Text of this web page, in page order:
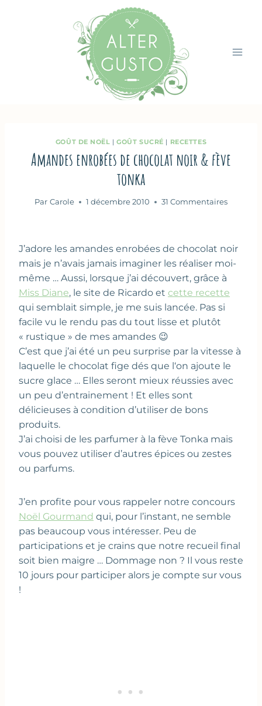
GOÛT DE NOËL |GOÛT SUCRÉ | RECETTES
Amandes enrobées de chocolat noir & fève
tonka
Par Carole 1 décembre 2010 31 Commentaires
J’adore les amandes enrobées de chocolat noir
mais je n’avais jamais imaginer les réaliser moi-
même … Aussi, lorsque j’ai découvert, grâce à
Miss Diane, le site de Ricardo et cette recette
qui semblait simple, je me suis lancée. Pas si
facile vu le rendu pas du tout lisse et plutôt
« rustique » de mes amandes 😉
C’est que j’ai été un peu surprise par la vitesse à
laquelle le chocolat fige dés que l‘on ajoute le
sucre glace … Elles seront mieux réussies avec
un peu d’entrainement ! Et elles sont
délicieuses à condition d’utiliser de bons
produits.
J’ai choisi de les parfumer à la fève Tonka mais
vous pouvez utiliser d’autres épices ou zestes
ou parfums.
J’en profite pour vous rappeler notre concours
Noël Gourmand qui, pour l’instant, ne semble
pas beaucoup vous intéresser. Peu de
participations et je crains que notre recueil final
soit bien maigre … Dommage non ? Il vous reste
10 jours pour participer alors je compte sur vous
!